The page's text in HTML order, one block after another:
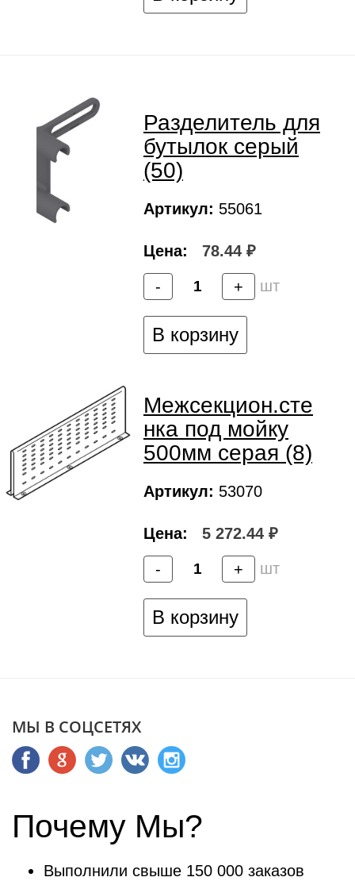
Разделитель для
бутылок серый
(50)
Артикул: 55061
Цена: 78.44 ₽
- + шт
В корзину
Межсекцион.сте
нка под мойку
500мм серая (8)
Артикул: 53070
Цена: 5 272.44 ₽
- + шт
В корзину
МЫ В СОЦСЕТЯХ
Почему Мы?
Выполнили свыше 150 000 заказов